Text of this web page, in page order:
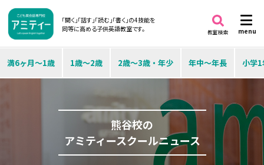
「聞く」「話す」「読む」「書く」の4技能を
同等に高める子供英語教室です。
menu
教室検索
満6ヶ月～1歳 1歳～2歳 2歳～3歳・年少 年中～年長 小学
熊谷校の
アミティースクールニュース